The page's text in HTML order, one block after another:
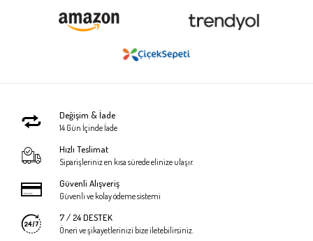
Değişim & İade
14 Gün İçinde İade
Hızlı Teslimat
Siparişleriniz en kısa sürede elinize ulaşır.
Güvenli Alışveriş
Güvenli ve kolay ödeme sistemi
7 / 24 DESTEK
Öneri ve şikayetlerinizi bize iletebilirsiniz.